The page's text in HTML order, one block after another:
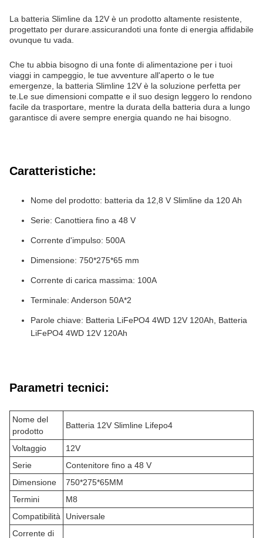
La batteria Slimline da 12V è un prodotto altamente resistente,
progettato per durare.assicurandoti una fonte di energia affidabile
ovunque tu vada.
Che tu abbia bisogno di una fonte di alimentazione per i tuoi
viaggi in campeggio, le tue avventure all'aperto o le tue
emergenze, la batteria Slimline 12V è la soluzione perfetta per
te.Le sue dimensioni compatte e il suo design leggero lo rendono
facile da trasportare, mentre la durata della batteria dura a lungo
garantisce di avere sempre energia quando ne hai bisogno.
Caratteristiche:
Nome del prodotto: batteria da 12,8 V Slimline da 120 Ah
Serie: Canottiera fino a 48 V
Corrente d'impulso: 500A
Dimensione: 750*275*65 mm
Corrente di carica massima: 100A
Terminale: Anderson 50A*2
Parole chiave: Batteria LiFePO4 4WD 12V 120Ah, Batteria
LiFePO4 4WD 12V 120Ah
Parametri tecnici:
Nome del
prodotto
Batteria 12V Slimline Lifepo4
Voltaggio
12V
Serie
Contenitore fino a 48 V
Dimensione
750*275*65MM
Termini
M8
Compatibilità
Universale
Corrente di